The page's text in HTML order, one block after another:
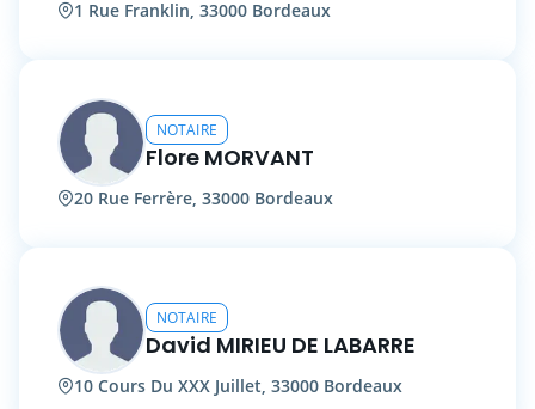
1 Rue Franklin, 33000 Bordeaux
NOTAIRE
Flore MORVANT
20 Rue Ferrère, 33000 Bordeaux
NOTAIRE
David MIRIEU DE LABARRE
10 Cours Du XXX Juillet, 33000 Bordeaux